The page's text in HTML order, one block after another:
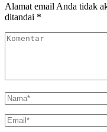
Alamat email Anda tidak
ditandai *